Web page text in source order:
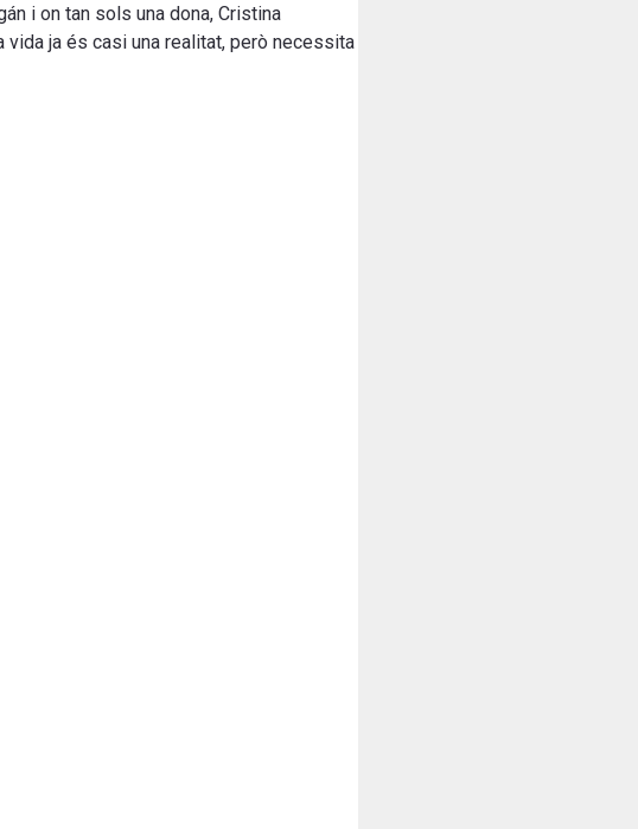
i on tan sols una dona, Cristina
vida ja és casi una realitat, però necessita